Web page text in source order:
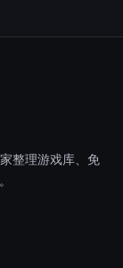
整理游戏库、免